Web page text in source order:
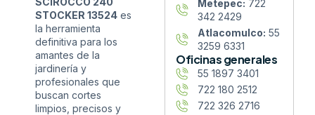
STOCKER 13524 es
la herramienta
definitiva para los
amantes de la
jardinería y
profesionales que
buscan cortes
limpios, precisos y
Metepec: 722
342 2429
Atlacomulco: 55
3259 6331
Oficinas generales
55 1897 3401
722 180 2512
722 326 2716